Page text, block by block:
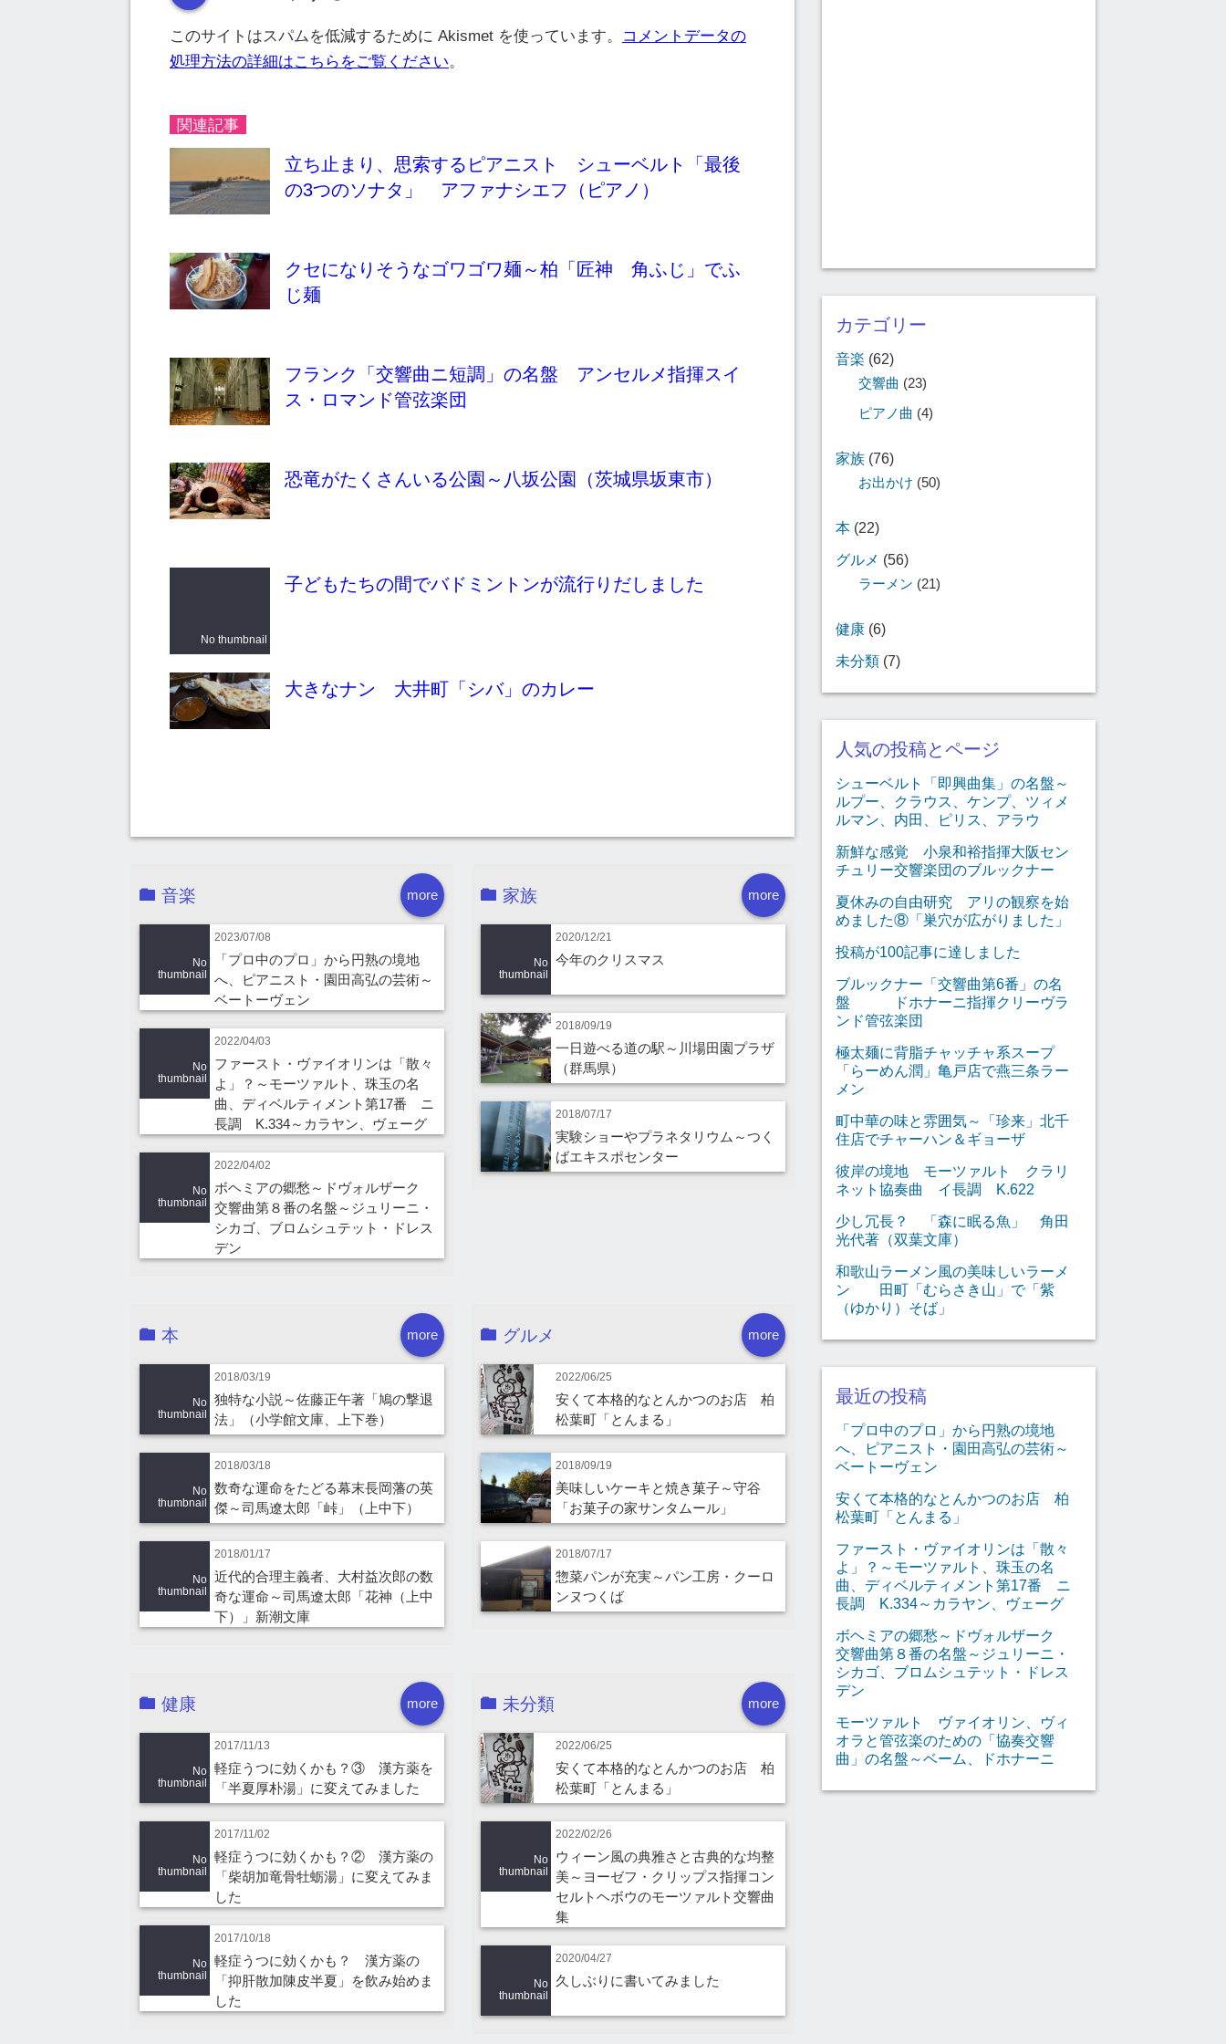
このサイトはスパムを低減するために Akismet を使っています。
コメントデータの
処理方法の詳細はこちらをご覧ください。
関連記事
立ち止まり、思索するピアニスト シューベルト「最後
の3つのソナタ」 アファナシエフ（ピアノ）
クセになりそうなゴワゴワ麺～柏「匠神 角ふじ」でふ
じ麺
フランク「交響曲ニ短調」の名盤 アンセルメ指揮スイ
ス・ロマンド管弦楽団
恐竜がたくさんいる公園～八坂公園（茨城県坂東市）
No thumbnail
子どもたちの間でバドミントンが流行りだしました
大きなナン 大井町「シバ」のカレー
more
音楽
No
thumbnail
2023/07/08
「プロ中のプロ」から円熟の境地
へ、ピアニスト・園田高弘の芸術～
ベートーヴェン
No
thumbnail
2022/04/03
ファースト・ヴァイオリンは「散々
よ」？～モーツァルト、珠玉の名
曲、ディベルティメント第17番 ニ
長調 K.334～カラヤン、ヴェーグ
No
thumbnail
2022/04/02
ボヘミアの郷愁～ドヴォルザーク
交響曲第８番の名盤～ジュリーニ・
シカゴ、ブロムシュテット・ドレス
デン
more
家族
No
thumbnail
2020/12/21
今年のクリスマス
2018/09/19
一日遊べる道の駅～川場田園プラザ
（群馬県）
2018/07/17
実験ショーやプラネタリウム～つく
ばエキスポセンター
more
本
No
thumbnail
2018/03/19
独特な小説～佐藤正午著「鳩の撃退
法」（小学館文庫、上下巻）
No
thumbnail
2018/03/18
数奇な運命をたどる幕末長岡藩の英
傑～司馬遼太郎「峠」（上中下）
No
thumbnail
2018/01/17
近代的合理主義者、大村益次郎の数
奇な運命～司馬遼太郎「花神（上中
下）」新潮文庫
more
グルメ
2022/06/25
安くて本格的なとんかつのお店 柏
松葉町「とんまる」
2018/09/19
美味しいケーキと焼き菓子～守谷
「お菓子の家サンタムール」
2018/07/17
惣菜パンが充実～パン工房・クーロ
ンヌつくば
more
健康
No
thumbnail
2017/11/13
軽症うつに効くかも？③ 漢方薬を
「半夏厚朴湯」に変えてみました
No
thumbnail
2017/11/02
軽症うつに効くかも？② 漢方薬の
「柴胡加竜骨牡蛎湯」に変えてみま
した
No
thumbnail
2017/10/18
軽症うつに効くかも？ 漢方薬の
「抑肝散加陳皮半夏」を飲み始めま
した
more
未分類
2022/06/25
安くて本格的なとんかつのお店 柏
松葉町「とんまる」
No
thumbnail
2022/02/26
ウィーン風の典雅さと古典的な均整
美～ヨーゼフ・クリップス指揮コン
セルトヘボウのモーツァルト交響曲
集
No
thumbnail
2020/04/27
久しぶりに書いてみました
カテゴリー
音楽 (62)
交響曲 (23)
ピアノ曲 (4)
家族 (76)
お出かけ (50)
本 (22)
グルメ (56)
ラーメン (21)
健康 (6)
未分類 (7)
人気の投稿とページ
シューベルト「即興曲集」の名盤～
ルプー、クラウス、ケンプ、ツィメ
ルマン、内田、ピリス、アラウ
新鮮な感覚 小泉和裕指揮大阪セン
チュリー交響楽団のブルックナー
夏休みの自由研究 アリの観察を始
めました⑧「巣穴が広がりました」
投稿が100記事に達しました
ブルックナー「交響曲第6番」の名
盤 ドホナーニ指揮クリーヴラ
ンド管弦楽団
極太麺に背脂チャッチャ系スープ
「らーめん潤」亀戸店で燕三条ラー
メン
町中華の味と雰囲気～「珍来」北千
住店でチャーハン＆ギョーザ
彼岸の境地 モーツァルト クラリ
ネット協奏曲 イ長調 K.622
少し冗長？ 「森に眠る魚」 角田
光代著（双葉文庫）
和歌山ラーメン風の美味しいラーメ
ン 田町「むらさき山」で「紫
（ゆかり）そば」
最近の投稿
「プロ中のプロ」から円熟の境地
へ、ピアニスト・園田高弘の芸術～
ベートーヴェン
安くて本格的なとんかつのお店 柏
松葉町「とんまる」
ファースト・ヴァイオリンは「散々
よ」？～モーツァルト、珠玉の名
曲、ディベルティメント第17番 ニ
長調 K.334～カラヤン、ヴェーグ
ボヘミアの郷愁～ドヴォルザーク
交響曲第８番の名盤～ジュリーニ・
シカゴ、ブロムシュテット・ドレス
デン
モーツァルト ヴァイオリン、ヴィ
オラと管弦楽のための「協奏交響
曲」の名盤～ベーム、ドホナーニ